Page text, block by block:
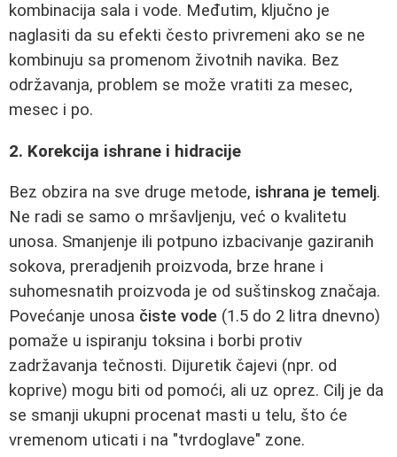
kombinacija sala i vode. Međutim, ključno je
naglasiti da su efekti često privremeni ako se ne
kombinuju sa promenom životnih navika. Bez
održavanja, problem se može vratiti za mesec,
mesec i po.
2. Korekcija ishrane i hidracije
Bez obzira na sve druge metode, ishrana je temelj.
Ne radi se samo o mršavljenju, već o kvalitetu
unosa. Smanjenje ili potpuno izbacivanje gaziranih
sokova, preradjenih proizvoda, brze hrane i
suhomesnatih proizvoda je od suštinskog značaja.
Povećanje unosa čiste vode (1.5 do 2 litra dnevno)
pomaže u ispiranju toksina i borbi protiv
zadržavanja tečnosti. Dijuretik čajevi (npr. od
koprive) mogu biti od pomoći, ali uz oprez. Cilj je da
se smanji ukupni procenat masti u telu, što će
vremenom uticati i na "tvrdoglave" zone.